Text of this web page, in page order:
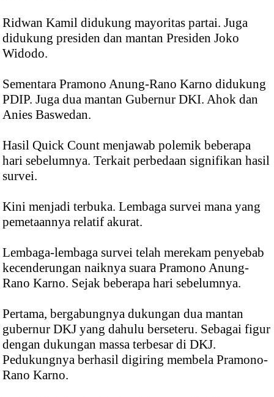
Ridwan Kamil didukung mayoritas partai. Juga
didukung presiden dan mantan Presiden Joko
Widodo.
Sementara Pramono Anung-Rano Karno didukung
PDIP. Juga dua mantan Gubernur DKI. Ahok dan
Anies Baswedan.
Hasil Quick Count menjawab polemik beberapa
hari sebelumnya. Terkait perbedaan signifikan hasil
survei.
Kini menjadi terbuka. Lembaga survei mana yang
pemetaannya relatif akurat.
Lembaga-lembaga survei telah merekam penyebab
kecenderungan naiknya suara Pramono Anung-
Rano Karno. Sejak beberapa hari sebelumnya.
Pertama, bergabungnya dukungan dua mantan
gubernur DKJ yang dahulu berseteru. Sebagai figur
dengan dukungan massa terbesar di DKJ.
Pedukungnya berhasil digiring membela Pramono-
Rano Karno.